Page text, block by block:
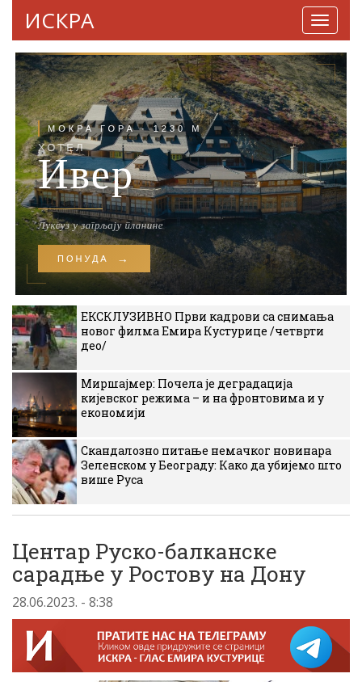
ИСКРА
ЕКСКЛУЗИВНО Први кадрови са снимања
новог филма Емира Кустурице /четврти
део/
Миршајмер: Почела је деградација
кијевског режима – и на фронтовима и у
економији
Скандалозно питање немачког новинара
Зеленском у Београду: Како да убијемо што
више Руса
Центар Руско-балканске
сарадње у Ростову на Дону
28.06.2023. - 8:38